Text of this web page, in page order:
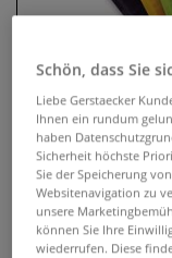
Schön, dass Sie
Liebe Gerstaecker
Ihnen ein rundum
haben
Sicherheit höchste
Sie der Speicherung
Websitenavigation zu
unsere
können Sie Ihre
wiederrufen. Diese